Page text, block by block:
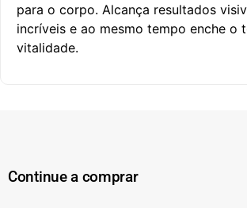
para o corpo. Alcança resultados
incríveis e ao mesmo tempo enche o
vitalidade.
Continue a comprar